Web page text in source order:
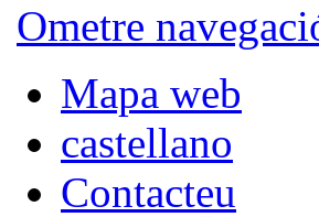
Ometre
Mapa web
castellano
Contacteu